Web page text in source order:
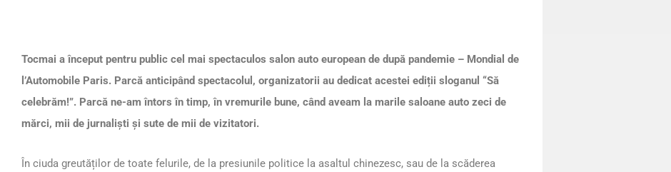
Tocmai a început pentru public cel mai spectaculos salon auto european de după pandemie – Mondial de
l’Automobile Paris. Parcă anticipând spectacolul, organizatorii au dedicat acestei ediții sloganul “Să
celebrăm!”. Parcă ne-am întors în timp, în vremurile bune, când aveam la marile saloane auto zeci de
mărci, mii de jurnaliști și sute de mii de vizitatori.
În ciuda greutăților de toate felurile, de la presiunile politice la asaltul chinezesc, sau de la scăderea